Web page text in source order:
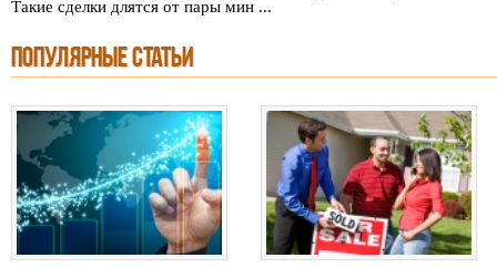
Такие сделки длятся от пары мин ...
ПОПУЛЯРНЫЕ СТАТЬИ